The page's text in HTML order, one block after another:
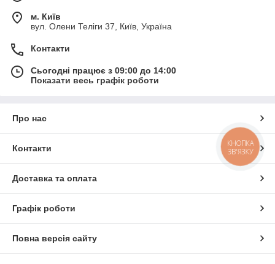
м. Київ
вул. Олени Теліги 37, Київ, Україна
Контакти
Сьогодні працює з 09:00 до 14:00
Показати весь графік роботи
Про нас
Контакти
Доставка та оплата
Графік роботи
Повна версія сайту
КНОПКА
ЗВ'ЯЗКУ